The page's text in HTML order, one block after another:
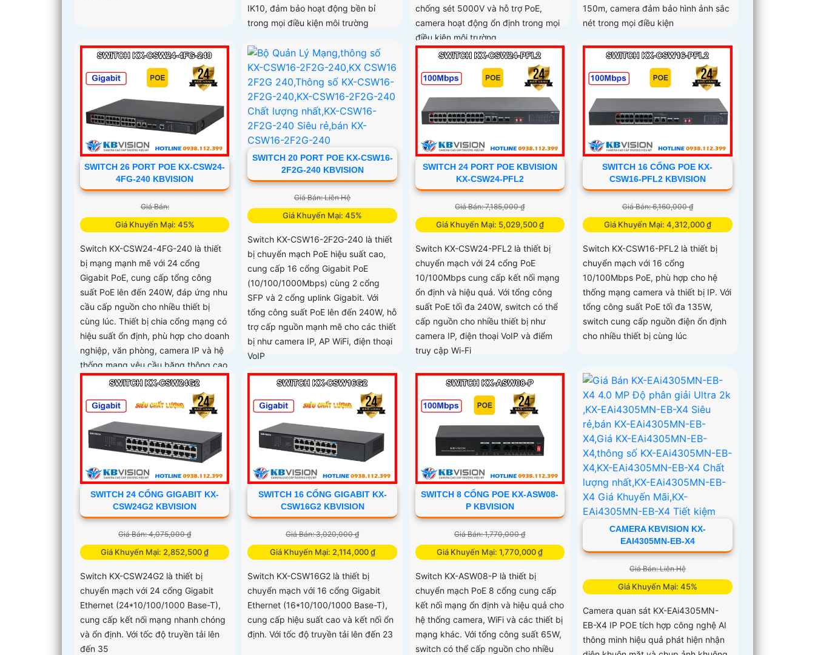
IK10, đảm bảo hoạt động bền bỉ
trong mọi điều kiện môi trường
chống sét 5000V và hỗ trợ PoE,
camera hoạt động ổn định trong mọi
điều kiện môi trường
150m, camera đảm bảo hình ảnh sắc
nét trong mọi điều kiện
SWITCH 26 PORT POE KX-CSW24-
4FG-240 KBVISION
Giá Bán:
Giá Khuyến Mại: 45%
Switch KX-CSW24-4FG-240 là thiết
bị mạng mạnh mẽ với 24 cổng
Gigabit PoE, cung cấp tổng công
suất PoE lên đến 240W, đáp ứng nhu
cầu cấp nguồn cho nhiều thiết bị
cùng lúc. Thiết bị chia cổng mạng có
hiệu suất ổn định, phù hợp cho doanh
nghiệp, văn phòng, camera IP và hệ
thống mạng yêu cầu băng thông cao
SWITCH 20 PORT POE KX-CSW16-
2F2G-240 KBVISION
Giá Bán: Liên Hệ
Giá Khuyến Mại: 45%
Switch KX-CSW16-2F2G-240 là thiết
bị chuyển mạch PoE hiệu suất cao,
cung cấp 16 cổng Gigabit PoE
(10/100/1000Mbps) cùng 2 cổng
SFP và 2 cổng uplink Gigabit. Với
tổng công suất PoE lên đến 240W, hỗ
trợ cấp nguồn mạnh mẽ cho các thiết
bị như camera IP, AP WiFi, điện thoại
VoIP
SWITCH 24 PORT POE KBVISION
KX-CSW24-PFL2
Giá Bán: 7,185,000 ₫
Giá Khuyến Mại: 5,029,500 ₫
Switch KX-CSW24-PFL2 là thiết bị
chuyển mạch với 24 cổng PoE
10/100Mbps cung cấp kết nối mạng
ổn định và hiệu quả. Với tổng công
suất PoE tối đa 240W, switch có thể
cấp nguồn cho nhiều thiết bị như
camera IP, điện thoại VoIP và điểm
truy cập Wi-Fi
SWITCH 16 CỔNG POE KX-
CSW16-PFL2 KBVISION
Giá Bán: 6,160,000 ₫
Giá Khuyến Mại: 4,312,000 ₫
Switch KX-CSW16-PFL2 là thiết bị
chuyển mạch với 16 cổng
10/100Mbps PoE, phù hợp cho hệ
thống mạng camera và thiết bị IP. Với
tổng công suất PoE tối đa 135W,
switch cung cấp nguồn điện ổn định
cho nhiều thiết bị cùng lúc
SWITCH 24 CỔNG GIGABIT KX-
CSW24G2 KBVISION
Giá Bán: 4,075,000 ₫
Giá Khuyến Mại: 2,852,500 ₫
Switch KX-CSW24G2 là thiết bị
chuyển mạch với 24 cổng Gigabit
Ethernet (24*10/100/1000 Base-T),
cung cấp kết nối mạng nhanh chóng
và ổn định. Với tốc độ truyền tải lên
đến 35
SWITCH 16 CỔNG GIGABIT KX-
CSW16G2 KBVISION
Giá Bán: 3,020,000 ₫
Giá Khuyến Mại: 2,114,000 ₫
Switch KX-CSW16G2 là thiết bị
chuyển mạch với 16 cổng Gigabit
Ethernet (16*10/100/1000 Base-T),
cung cấp hiệu suất cao và kết nối ổn
định. Với tốc độ truyền tải lên đến 23
SWITCH 8 CỔNG POE KX-ASW08-
P KBVISION
Giá Bán: 1,770,000 ₫
Giá Khuyến Mại: 1,770,000 ₫
Switch KX-ASW08-P là thiết bị
chuyển mạch PoE 8 cổng cung cấp
kết nối mạng ổn định và hiệu quả cho
hệ thống camera, WiFi và các thiết bị
mạng khác. Với tổng công suất 65W,
switch có thể cấp nguồn cho nhiều
CAMERA KBVISION KX-
EAI4305MN-EB-X4
Giá Bán: Liên Hệ
Giá Khuyến Mại: 45%
Camera quan sát KX-EAi4305MN-
EB-X4 IP POE tích hợp công nghệ AI
thông minh hiệu quả phát hiện nhận